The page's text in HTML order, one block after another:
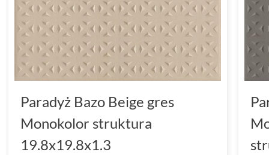
Paradyż Bazo Beige gres
Monokolor struktura
19.8x19.8x1.3